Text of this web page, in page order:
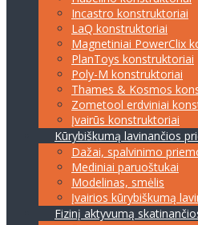
Incastro konstruktoriai
LaQ konstruktoriai
Magnetiniai PowerClix
PlanToys konstruktoriai
Poly-M konstruktoriai
Thames & Kosmos
Zometool erdviniai
Įvairūs konstruktoriai
Kūrybiškumą lavinančios
Dažai, spalvinimo
Mediniai paruoštukai
Modelinas, smėlis
Įvairios kūrybiškumą
Fizinį aktyvumą